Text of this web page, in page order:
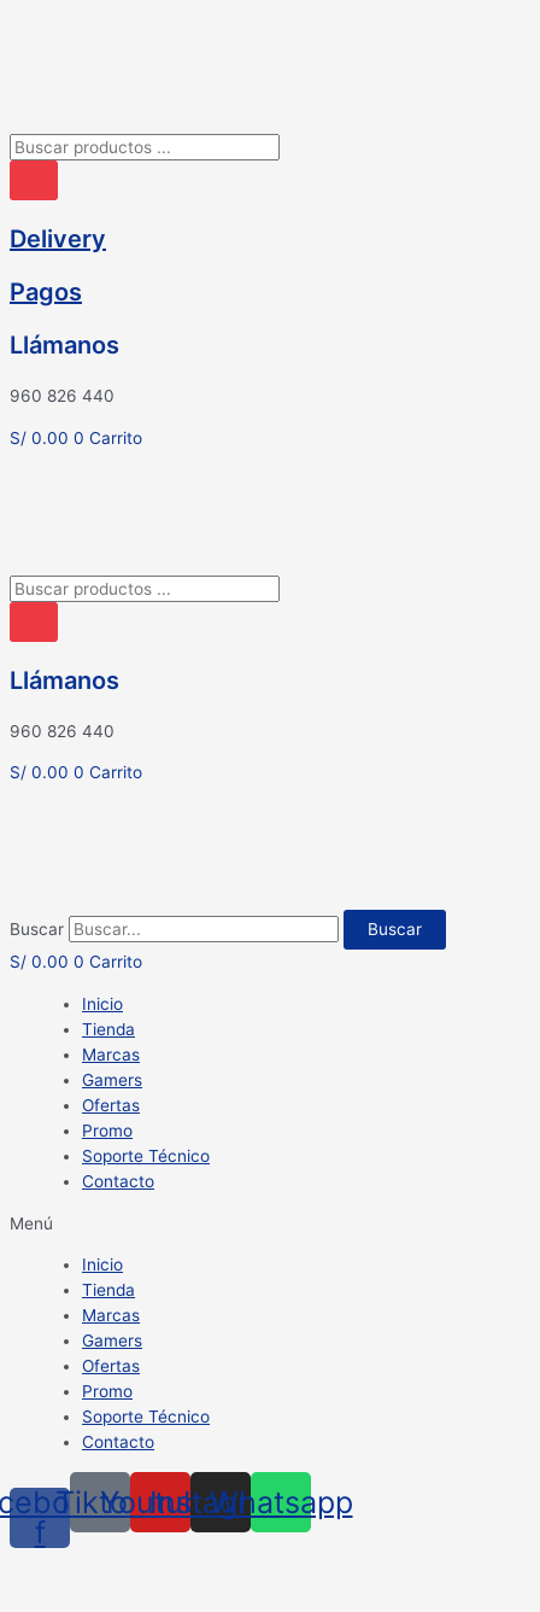
Búsqueda
productos
Delivery
Pagos
Llámanos
960 826 440
S/ 0.00 0 Carrito
Búsqueda
productos
Llámanos
960 826 440
S/ 0.00 0 Carrito
Buscar
Buscar
S/ 0.00 0 Carrito
Inicio
Tienda
Marcas
Gamers
Ofertas
Promo
Soporte Técnico
Contacto
Menú
Inicio
Tienda
Marcas
Gamers
Ofertas
Promo
Soporte Técnico
Contacto
f
TiktokYoutube
Instagram
Whatsapp